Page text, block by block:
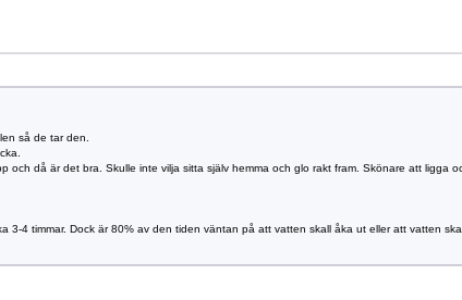
så de tar den.
då är det bra. Skulle inte vilja sitta själv hemma och glo rakt fram. Skönare att ligga
4 timmar. Dock är 80% av den tiden väntan på att vatten skall åka ut eller att vatten